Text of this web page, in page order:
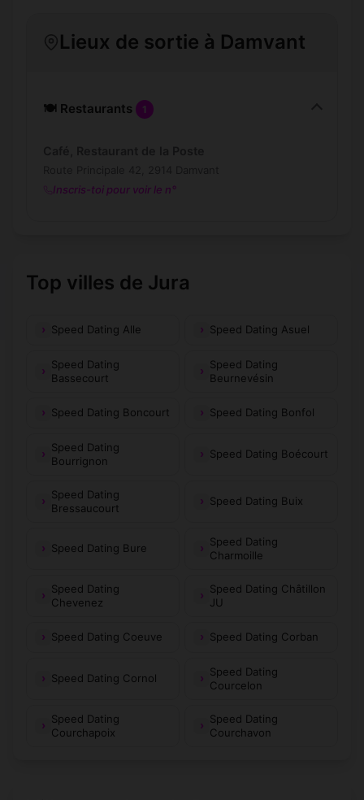
Lieux de sortie à Damvant
🍽️ Restaurants 1
Inscris-toi pour voir le n°
Top villes de Jura
Speed Dating Alle Speed Dating Asuel
Speed Dating
Bassecourt
Speed Dating
Beurnevésin
Speed Dating Boncourt Speed Dating Bonfol
Speed Dating
Bourrignon
Speed Dating Boécourt
Speed Dating
Bressaucourt
Speed Dating Buix
Speed Dating Bure
Speed Dating
Charmoille
Speed Dating
Chevenez
Speed Dating Châtillon
JU
Speed Dating Coeuve Speed Dating Corban
Speed Dating Cornol
Speed Dating
Courcelon
Speed Dating
Courchapoix
Speed Dating
Courchavon